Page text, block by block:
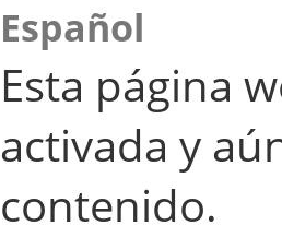
Español
Esta página
activada y
contenido.